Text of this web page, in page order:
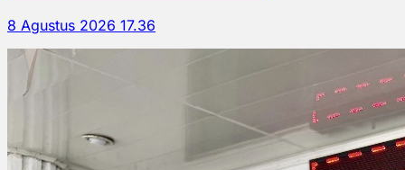
8 Agustus 2026 17.36